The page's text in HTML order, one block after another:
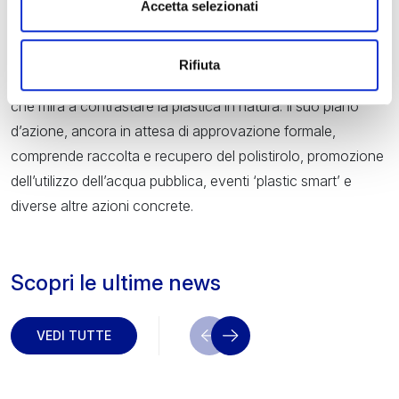
Accetta selezionati
Rifiuta
“, facendo riferimento all’uso di droni acquatici per
la raccolta di rifiuti e robot che si muovono in acqua. Infine
Giorgio Bagordo si è soffermato sul programma del WWF
che mira a contrastare la plastica in natura. Il suo piano
d’azione, ancora in attesa di approvazione formale,
comprende raccolta e recupero del polistirolo, promozione
dell’utilizzo dell’acqua pubblica, eventi ‘plastic smart’ e
diverse altre azioni concrete.
Scopri le ultime news
VEDI TUTTE